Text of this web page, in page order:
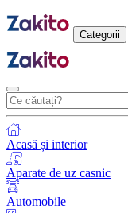
Categorii
Acasă și interior
Aparate de uz casnic
Automobile